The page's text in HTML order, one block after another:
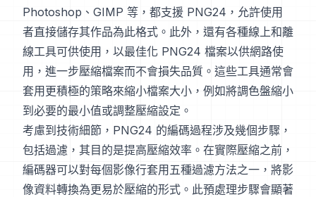
Photoshop、GIMP 等，都支援 PNG24，允許使用
者直接儲存其作品為此格式。此外，還有各種線上和離
線工具可供使用，以最佳化 PNG24 檔案以供網路使
用，進一步壓縮檔案而不會損失品質。這些工具通常會
套用更積極的策略來縮小檔案大小，例如將調色盤縮小
到必要的最小值或調整壓縮設定。
考慮到技術細節，PNG24 的編碼過程涉及幾個步驟，
包括過濾，其目的是提高壓縮效率。在實際壓縮之前，
編碼器可以對每個影像行套用五種過濾方法之一，將影
像資料轉換為更易於壓縮的形式。此預處理步驟會顯著